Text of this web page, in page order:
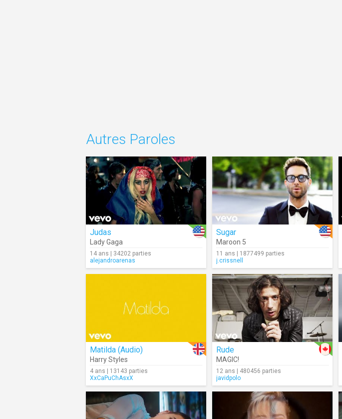
Autres Paroles
Judas
Lady Gaga
14 ans | 34202 parties
alejandroarenas
Sugar
Maroon 5
11 ans | 1877499 parties
j.crissnell
Matilda (Audio)
Harry Styles
4 ans | 13143 parties
XxCaPuChAsxX
Rude
MAGIC!
12 ans | 480456 parties
javidpolo